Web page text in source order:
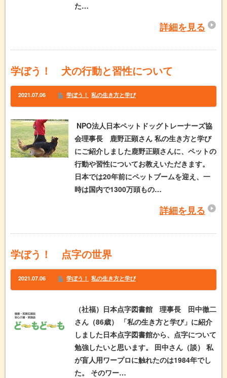
た…
詳細を見る
学ぼう！ 犬の行動と習性について
2021.07.06 学ぼう！ 私の生き方と学び
NPO法人日本ペットドッグトレーナーズ協
会理事長 鹿野正顕さん 私の生き方と学び
にご紹介しました鹿野正顕さんに、ペットの
行動や習性についてお教えいただきます。
日本では20年前にペットブームを迎え、一
時は国内で1300万頭もの…
詳細を見る
学ぼう！ 点字の世界
2021.07.06 学ぼう！ 私の生き方と学び
（社福）日本点字図書館 理事長 田中徹二
さん（86歳） 「私の生き方と学び」に紹介
しました日本点字図書館から、点字について
勉強したいと思います。 田中さん（談） 私
が盲人用ワープロに触れたのは1984年でし
た。 そのワー…